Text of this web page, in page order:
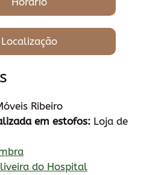
Localização
Ribeiro
em estofos: Loja de
do Hospital